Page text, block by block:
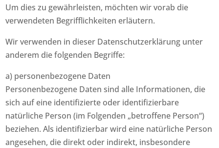
Um dies zu gewährleisten, möchten wir vorab die
verwendeten Begrifflichkeiten erläutern.
Wir verwenden in dieser Datenschutzerklärung unter
anderem die folgenden Begriffe:
a) personenbezogene Daten
Personenbezogene Daten sind alle Informationen, die
sich auf eine identifizierte oder identifizierbare
natürliche Person (im Folgenden „betroffene Person“)
beziehen. Als identifizierbar wird eine natürliche Person
angesehen, die direkt oder indirekt, insbesondere